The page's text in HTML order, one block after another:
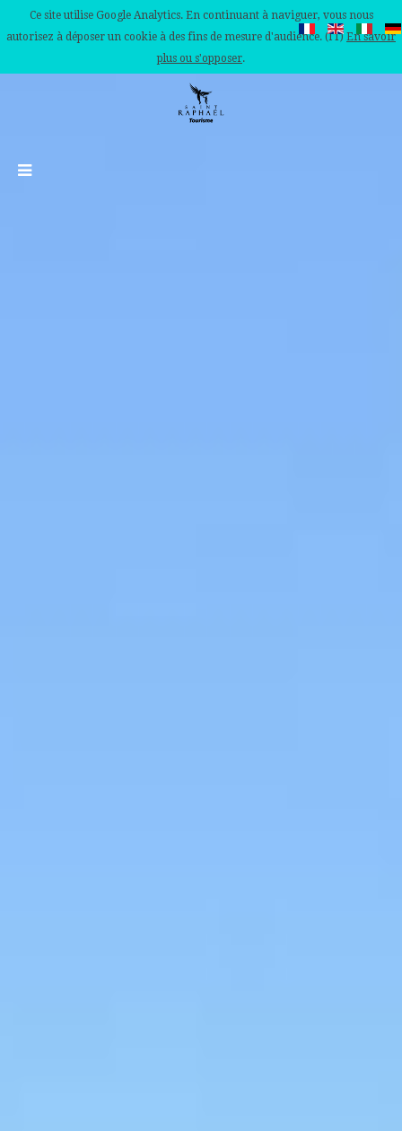
Ce site utilise Google Analytics. En continuant à naviguer, vous nous
autorisez à déposer un cookie à des fins de mesure d'audience. (IT) En savoir
plus ou s'opposer.